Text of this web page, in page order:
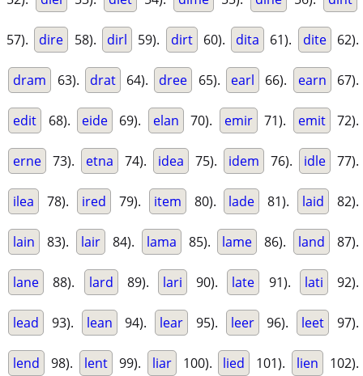
57). dire 58). dirl 59). dirt 60). dita 61). dite 62).
dram 63). drat 64). dree 65). earl 66). earn 67).
edit 68). eide 69). elan 70). emir 71). emit 72).
erne 73). etna 74). idea 75). idem 76). idle 77).
ilea 78). ired 79). item 80). lade 81). laid 82).
lain 83). lair 84). lama 85). lame 86). land 87).
lane 88). lard 89). lari 90). late 91). lati 92).
lead 93). lean 94). lear 95). leer 96). leet 97).
lend 98). lent 99). liar 100). lied 101). lien 102).